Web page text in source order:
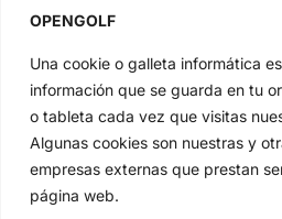
OPENGOLF
Una cookie o galleta informática
información que se guarda en tu
o tableta cada vez que visitas
Algunas cookies son nuestras y
empresas externas que prestan
página web.
Inicio
Actualidad
Amateurs
Circuitos
Especiales
Compañía